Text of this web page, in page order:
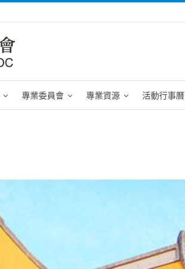
專業委員會 專業資源 活動行事曆